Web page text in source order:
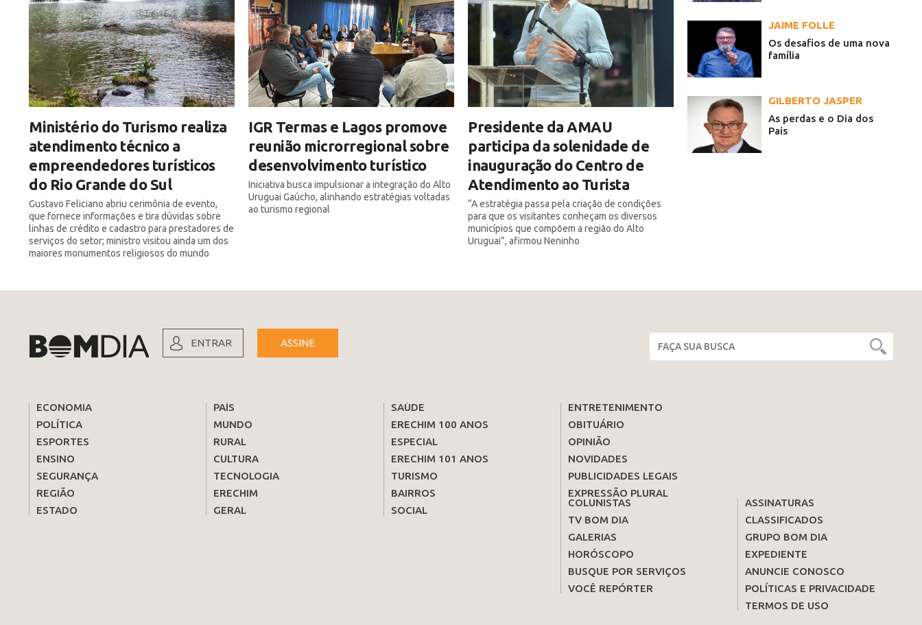
Ministério do Turismo realiza
atendimento técnico a
empreendedores turísticos
do Rio Grande do Sul
Gustavo Feliciano abriu cerimônia de evento,
que fornece informações e tira dúvidas sobre
linhas de crédito e cadastro para prestadores de
serviços do setor; ministro visitou ainda um dos
maiores monumentos religiosos do mundo
IGR Termas e Lagos promove
reunião microrregional sobre
desenvolvimento turístico
Iniciativa busca impulsionar a integração do Alto
Uruguai Gaúcho, alinhando estratégias voltadas
ao turismo regional
Presidente da AMAU
participa da solenidade de
inauguração do Centro de
Atendimento ao Turista
“A estratégia passa pela criação de condições
para que os visitantes conheçam os diversos
municípios que compõem a região do Alto
Uruguai”, afirmou Neninho
JAIME FOLLE
Os desafios de uma nova
família
GILBERTO JASPER
As perdas e o Dia dos
Pais
ENTRAR ASSINE
ECONOMIA
POLÍTICA
ESPORTES
ENSINO
SEGURANÇA
REGIÃO
ESTADO
PAÍS
MUNDO
RURAL
CULTURA
TECNOLOGIA
ERECHIM
GERAL
SAÚDE
ERECHIM 100 ANOS
ESPECIAL
ERECHIM 101 ANOS
TURISMO
BAIRROS
SOCIAL
ENTRETENIMENTO
OBITUÁRIO
OPINIÃO
NOVIDADES
PUBLICIDADES LEGAIS
EXPRESSÃO PLURAL
COLUNISTAS
TV BOM DIA
GALERIAS
HORÓSCOPO
BUSQUE POR SERVIÇOS
VOCÊ REPÓRTER
ASSINATURAS
CLASSIFICADOS
GRUPO BOM DIA
EXPEDIENTE
ANUNCIE CONOSCO
POLÍTICAS E PRIVACIDADE
TERMOS DE USO